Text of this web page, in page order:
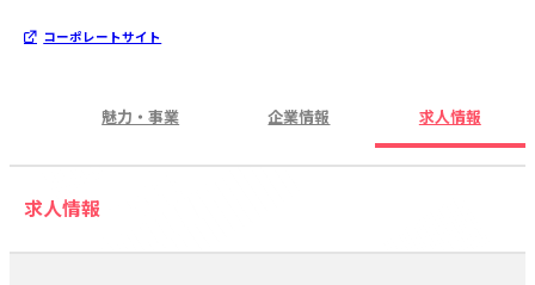
コーポレートサイト
魅力・事業 企業情報 求人情報
求人情報